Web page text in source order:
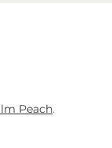
Peach.